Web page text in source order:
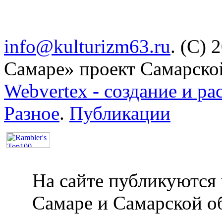
info@kulturizm63.ru. (C)
Самаре» проект
Webvertex - создание и
Разное. Публикации
На сайте публикуются
Самаре и Самарской